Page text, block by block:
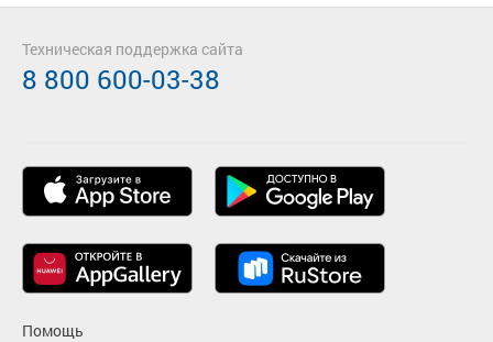
Помощь
Техническая поддержка сайта
8 800 600-03-38